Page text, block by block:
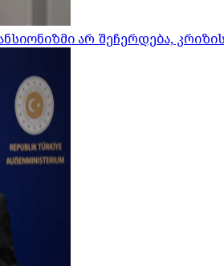
არ შეჩერდება,